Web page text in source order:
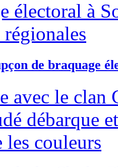
de braquage